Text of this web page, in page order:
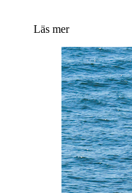
Läs mer